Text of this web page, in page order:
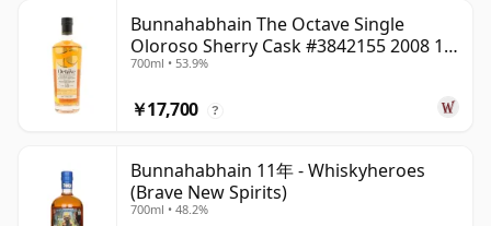
Bunnahabhain The Octave Single
Oloroso Sherry Cask #3842155 2008 15
年
700ml • 53.9%
￥17,700 ?
Bunnahabhain 11年 - Whiskyheroes
(Brave New Spirits)
700ml • 48.2%